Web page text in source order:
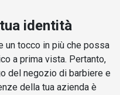
identità
un tocco in più che possa
a prima vista. Pertanto,
del negozio di barbiere e
della tua azienda è